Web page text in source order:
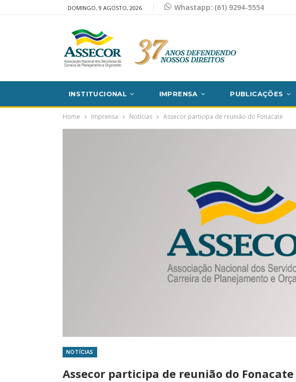
DOMINGO, 9 AGOSTO, 2026 Whastapp: (61) 9294-5554
INSTITUCIONAL IMPRENSA PUBLICAÇÕES
Home Imprensa Notícias Assecor participa de reunião do Fonacate
NOTÍCIAS
Assecor participa de reunião do Fonacate